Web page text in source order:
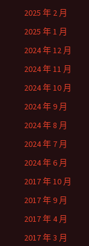
2025 年 2 月
2025 年 1 月
2024 年 12 月
2024 年 11 月
2024 年 10 月
2024 年 9 月
2024 年 8 月
2024 年 7 月
2024 年 6 月
2017 年 10 月
2017 年 9 月
2017 年 4 月
2017 年 3 月